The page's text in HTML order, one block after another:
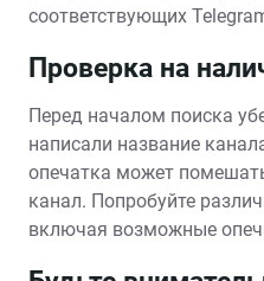
соответствующих
Проверка на
Перед началом поиска
написали название
опечатка может
канал. Попробуйте
включая возможные